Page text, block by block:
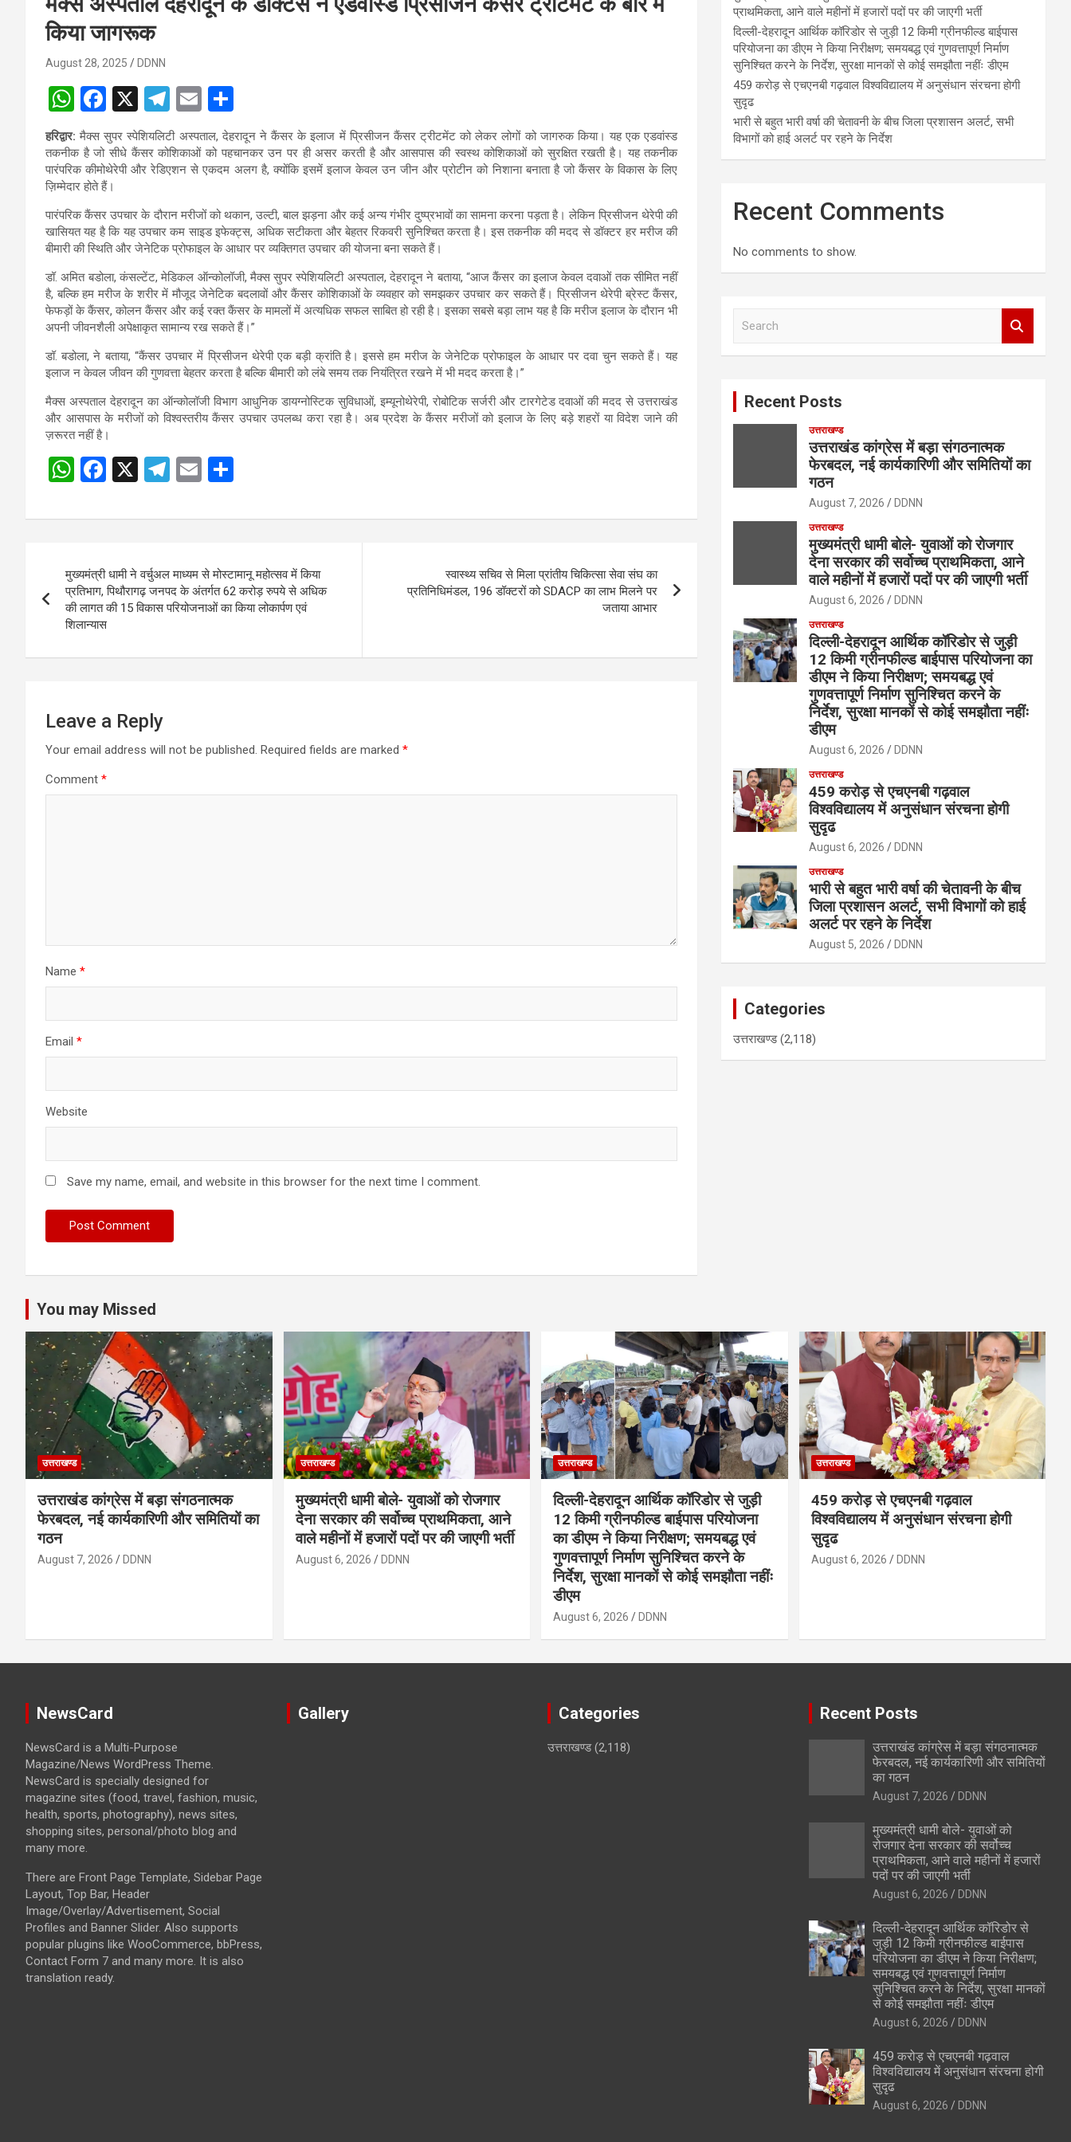
किया जागरूक
August 28, 2025 DDNN
W
h
at
s
A
p
p
F
ce
b
o
o
k
X
T
el
e
gr
m
E
ail ar
e
हरिद्वार: मैक्स सुपर स्पेशियलिटी अस्पताल, देहरादून ने कैंसर के इलाज में प्रिसीजन कैंसर ट्रीटमेंट को लेकर लोगों को जागरुक किया। यह एक एडवांस्ड
तकनीक है जो सीधे कैंसर कोशिकाओं को पहचानकर उन पर ही असर करती है और आसपास की स्वस्थ कोशिकाओं को सुरक्षित रखती है। यह तकनीक
पारंपरिक कीमोथेरेपी और रेडिएशन से एकदम अलग है, क्योंकि इसमें इलाज केवल उन जीन और प्रोटीन को निशाना बनाता है जो कैंसर के विकास के लिए
ज़िम्मेदार होते हैं।
पारंपरिक कैंसर उपचार के दौरान मरीजों को थकान, उल्टी, बाल झड़ना और कई अन्य गंभीर दुष्प्रभावों का सामना करना पड़ता है। लेकिन प्रिसीजन थेरेपी की
खासियत यह है कि यह उपचार कम साइड इफेक्ट्स, अधिक सटीकता और बेहतर रिकवरी सुनिश्चित करता है। इस तकनीक की मदद से डॉक्टर हर मरीज की
बीमारी की स्थिति और जेनेटिक प्रोफाइल के आधार पर व्यक्तिगत उपचार की योजना बना सकते हैं।
डॉ. अमित बडोला, कंसल्टेंट, मेडिकल ऑन्कोलॉजी, मैक्स सुपर स्पेशियलिटी अस्पताल, देहरादून ने बताया, “आज कैंसर का इलाज केवल दवाओं तक सीमित नहीं
है, बल्कि हम मरीज के शरीर में मौजूद जेनेटिक बदलावों और कैंसर कोशिकाओं के व्यवहार को समझकर उपचार कर सकते हैं। प्रिसीजन थेरेपी ब्रेस्ट कैंसर,
फेफड़ों के कैंसर, कोलन कैंसर और कई रक्त कैंसर के मामलों में अत्यधिक सफल साबित हो रही है। इसका सबसे बड़ा लाभ यह है कि मरीज इलाज के दौरान भी
अपनी जीवनशैली अपेक्षाकृत सामान्य रख सकते हैं।”
डॉ. बडोला, ने बताया, “कैंसर उपचार में प्रिसीजन थेरेपी एक बड़ी क्रांति है। इससे हम मरीज के जेनेटिक प्रोफाइल के आधार पर दवा चुन सकते हैं। यह
इलाज न केवल जीवन की गुणवत्ता बेहतर करता है बल्कि बीमारी को लंबे समय तक नियंत्रित रखने में भी मदद करता है।”
मैक्स अस्पताल देहरादून का ऑन्कोलॉजी विभाग आधुनिक डायग्नोस्टिक सुविधाओं, इम्यूनोथेरेपी, रोबोटिक सर्जरी और टारगेटेड दवाओं की मदद से उत्तराखंड
और आसपास के मरीजों को विश्वस्तरीय कैंसर उपचार उपलब्ध करा रहा है। अब प्रदेश के कैंसर मरीजों को इलाज के लिए बड़े शहरों या विदेश जाने की
ज़रूरत नहीं है।
W
at
A
p
p
F
ce
o
o
k
X
T
e
a
m
E
ail ar
navigation
मुख्यमंत्री धामी ने वर्चुअल माध्यम से मोस्टामानू महोत्सव में किया
प्रतिभाग, पिथौरागढ़ जनपद के अंतर्गत 62 करोड़ रुपये से अधिक
की लागत की 15 विकास परियोजनाओं का किया लोकार्पण एवं
शिलान्यास
स्वास्थ्य सचिव से मिला प्रांतीय चिकित्सा सेवा संघ का
प्रतिनिधिमंडल, 196 डॉक्टरों को SDACP का लाभ मिलने पर
जताया आभार
Leave a Reply
Your email address will not be published. Required fields are marked *
Comment *
Name *
Email *
Website
Save my name, email, and website in this browser for the next time I comment.
प्राथमिकता, आने वाले महीनों में हजारों पदों पर की जाएगी भर्ती
दिल्ली-देहरादून आर्थिक कॉरिडोर से जुड़ी 12 किमी ग्रीनफील्ड बाईपास
परियोजना का डीएम ने किया निरीक्षण; समयबद्ध एवं गुणवत्तापूर्ण निर्माण
सुनिश्चित करने के निर्देश, सुरक्षा मानकों से कोई समझौता नहींः डीएम
459 करोड़ से एचएनबी गढ़वाल विश्वविद्यालय में अनुसंधान संरचना होगी
सुदृढ
भारी से बहुत भारी वर्षा की चेतावनी के बीच जिला प्रशासन अलर्ट, सभी
विभागों को हाई अलर्ट पर रहने के निर्देश
Recent Comments
No comments to show.
Recent Posts
उत्तराखण्ड
उत्तराखंड कांग्रेस में बड़ा संगठनात्मक
फेरबदल, नई कार्यकारिणी और समितियों का
गठन
August 7, 2026 DDNN
उत्तराखण्ड
मुख्यमंत्री धामी बोले- युवाओं को रोजगार
देना सरकार की सर्वोच्च प्राथमिकता, आने
वाले महीनों में हजारों पदों पर की जाएगी भर्ती
August 6, 2026 DDNN
उत्तराखण्ड
दिल्ली-देहरादून आर्थिक कॉरिडोर से जुड़ी
12 किमी ग्रीनफील्ड बाईपास परियोजना का
डीएम ने किया निरीक्षण; समयबद्ध एवं
गुणवत्तापूर्ण निर्माण सुनिश्चित करने के
निर्देश, सुरक्षा मानकों से कोई समझौता नहींः
डीएम
August 6, 2026 DDNN
उत्तराखण्ड
459 करोड़ से एचएनबी गढ़वाल
विश्वविद्यालय में अनुसंधान संरचना होगी
सुदृढ
August 6, 2026 DDNN
उत्तराखण्ड
भारी से बहुत भारी वर्षा की चेतावनी के बीच
जिला प्रशासन अलर्ट, सभी विभागों को हाई
अलर्ट पर रहने के निर्देश
August 5, 2026 DDNN
Categories
उत्तराखण्ड(2,118)
You may Missed
उत्तराखण्ड
उत्तराखंड कांग्रेस में बड़ा संगठनात्मक
फेरबदल, नई कार्यकारिणी और समितियों का
गठन
August 7, 2026 DDNN
उत्तराखण्ड
मुख्यमंत्री धामी बोले- युवाओं को रोजगार
देना सरकार की सर्वोच्च प्राथमिकता, आने
वाले महीनों में हजारों पदों पर की जाएगी भर्ती
August 6, 2026 DDNN
उत्तराखण्ड
दिल्ली-देहरादून आर्थिक कॉरिडोर से जुड़ी
12 किमी ग्रीनफील्ड बाईपास परियोजना
का डीएम ने किया निरीक्षण; समयबद्ध एवं
गुणवत्तापूर्ण निर्माण सुनिश्चित करने के
निर्देश, सुरक्षा मानकों से कोई समझौता नहींः
डीएम
August 6, 2026 DDNN
उत्तराखण्ड
459 करोड़ से एचएनबी गढ़वाल
विश्वविद्यालय में अनुसंधान संरचना होगी
सुदृढ
August 6, 2026 DDNN
NewsCard
NewsCard is a Multi-Purpose
Magazine/News WordPress Theme.
NewsCard is specially designed for
magazine sites (food, travel, fashion, music,
health, sports, photography), news sites,
shopping sites, personal/photo blog and
many more.
There are Front Page Template, Sidebar Page
Layout, Top Bar, Header
Image/Overlay/Advertisement, Social
Profiles and Banner Slider. Also supports
popular plugins like WooCommerce, bbPress,
Contact Form 7 and many more. It is also
translation ready.
Gallery Categories
उत्तराखण्ड(2,118)
Recent Posts
उत्तराखंड कांग्रेस में बड़ा संगठनात्मक
फेरबदल, नई कार्यकारिणी और समितियों
का गठन
August 7, 2026 DDNN
मुख्यमंत्री धामी बोले- युवाओं को
रोजगार देना सरकार की सर्वोच्च
प्राथमिकता, आने वाले महीनों में हजारों
पदों पर की जाएगी भर्ती
August 6, 2026 DDNN
दिल्ली-देहरादून आर्थिक कॉरिडोर से
जुड़ी 12 किमी ग्रीनफील्ड बाईपास
परियोजना का डीएम ने किया निरीक्षण;
समयबद्ध एवं गुणवत्तापूर्ण निर्माण
सुनिश्चित करने के निर्देश, सुरक्षा मानकों
से कोई समझौता नहींः डीएम
August 6, 2026 DDNN
459 करोड़ से एचएनबी गढ़वाल
विश्वविद्यालय में अनुसंधान संरचना होगी
सुदृढ
August 6, 2026 DDNN